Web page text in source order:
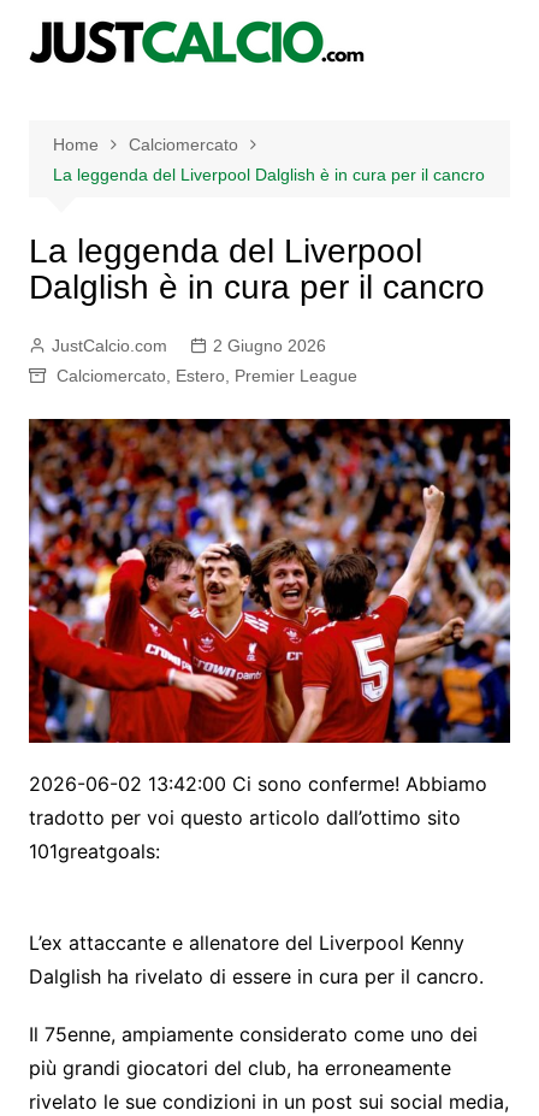
Home
Calciomercato
La leggenda del Liverpool Dalglish è in cura per il cancro
La leggenda del Liverpool
Dalglish è in cura per il cancro
JustCalcio.com
2 Giugno 2026
Calciomercato, Estero, Premier League
2026-06-02 13:42:00 Ci sono conferme! Abbiamo
tradotto per voi questo articolo dall’ottimo sito
101greatgoals:
L’ex attaccante e allenatore del Liverpool Kenny
Dalglish ha rivelato di essere in cura per il cancro.
Il 75enne, ampiamente considerato come uno dei
più grandi giocatori del club, ha erroneamente
rivelato le sue condizioni in un post sui social media,